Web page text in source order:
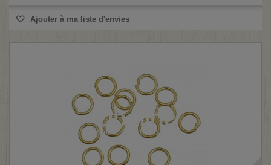
Ajouter à ma liste d'envies